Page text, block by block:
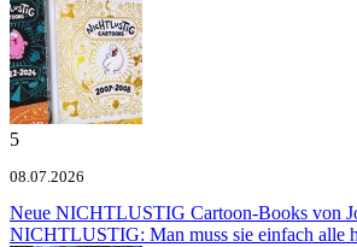
5
08.07.2026
Neue NICHTLUSTIG Cartoon-Books von
NICHTLUSTIG: Man muss sie einfach alle